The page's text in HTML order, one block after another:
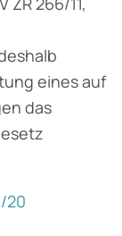
eines auf
das
20